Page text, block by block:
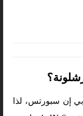
إن سبورتس، لذا